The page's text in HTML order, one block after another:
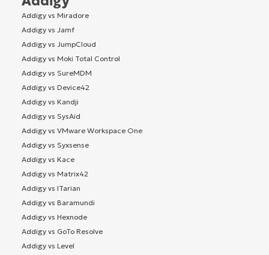
Addigy vs Miradore
Addigy vs Jamf
Addigy vs JumpCloud
Addigy vs Moki Total Control
Addigy vs SureMDM
Addigy vs Device42
Addigy vs Kandji
Addigy vs SysAid
Addigy vs VMware Workspace One
Addigy vs Syxsense
Addigy vs Kace
Addigy vs Matrix42
Addigy vs ITarian
Addigy vs Baramundi
Addigy vs Hexnode
Addigy vs GoTo Resolve
Addigy vs Level